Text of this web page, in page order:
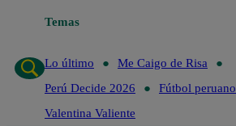
Temas
Lo último
Lo último
Me Caigo de Risa
Perú Decide 2026
Fútbol peruano
Valentina Valiente